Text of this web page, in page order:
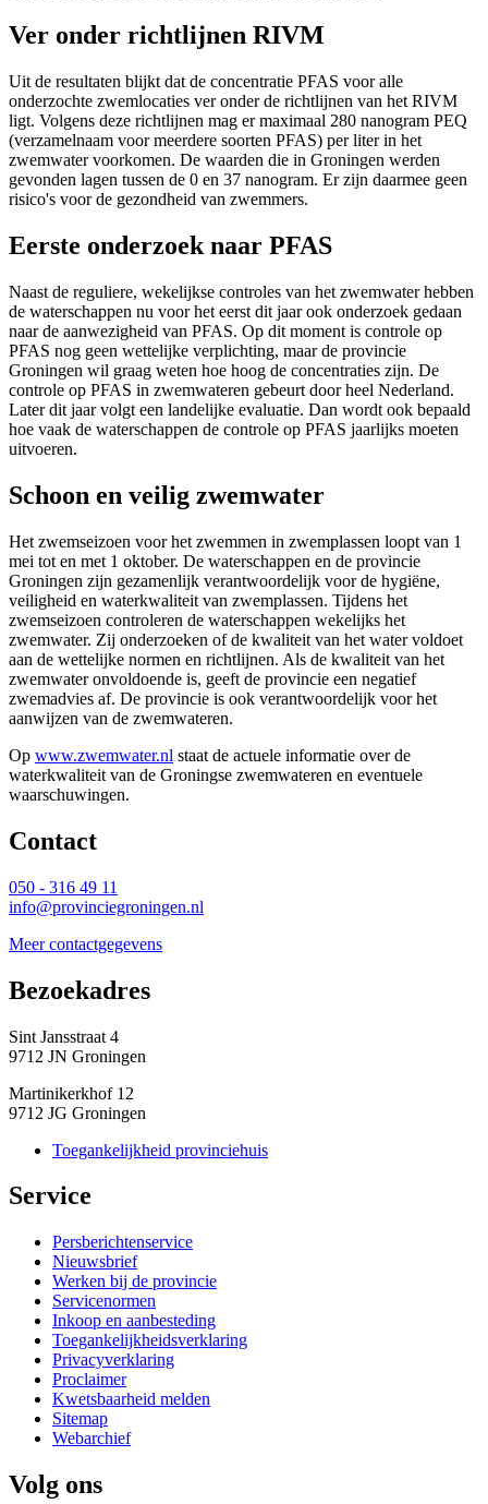
Ver onder richtlijnen RIVM
Uit de resultaten blijkt dat de concentratie PFAS voor alle
onderzochte zwemlocaties ver onder de richtlijnen van het RIVM
ligt. Volgens deze richtlijnen mag er maximaal 280 nanogram PEQ
(verzamelnaam voor meerdere soorten PFAS) per liter in het
zwemwater voorkomen. De waarden die in Groningen werden
gevonden lagen tussen de 0 en 37 nanogram. Er zijn daarmee geen
risico's voor de gezondheid van zwemmers.
Eerste onderzoek naar PFAS
Naast de reguliere, wekelijkse controles van het zwemwater hebben
de waterschappen nu voor het eerst dit jaar ook onderzoek gedaan
naar de aanwezigheid van PFAS. Op dit moment is controle op
PFAS nog geen wettelijke verplichting, maar de provincie
Groningen wil graag weten hoe hoog de concentraties zijn. De
controle op PFAS in zwemwateren gebeurt door heel Nederland.
Later dit jaar volgt een landelijke evaluatie. Dan wordt ook bepaald
hoe vaak de waterschappen de controle op PFAS jaarlijks moeten
uitvoeren.
Schoon en veilig zwemwater
Het zwemseizoen voor het zwemmen in zwemplassen loopt van 1
mei tot en met 1 oktober. De waterschappen en de provincie
Groningen zijn gezamenlijk verantwoordelijk voor de hygiëne,
veiligheid en waterkwaliteit van zwemplassen. Tijdens het
zwemseizoen controleren de waterschappen wekelijks het
zwemwater. Zij onderzoeken of de kwaliteit van het water voldoet
aan de wettelijke normen en richtlijnen. Als de kwaliteit van het
zwemwater onvoldoende is, geeft de provincie een negatief
zwemadvies af. De provincie is ook verantwoordelijk voor het
aanwijzen van de zwemwateren.
Op www.zwemwater.nl staat de actuele informatie over de
waterkwaliteit van de Groningse zwemwateren en eventuele
waarschuwingen.
Contact
050 - 316 49 11
info@provinciegroningen.nl
Meer contactgegevens
Bezoekadres
Sint Jansstraat 4
9712 JN Groningen
Martinikerkhof 12
9712 JG Groningen
Toegankelijkheid provinciehuis
Service
Persberichtenservice
Nieuwsbrief
Werken bij de provincie
Servicenormen
Inkoop en aanbesteding
Toegankelijkheidsverklaring
Privacyverklaring
Proclaimer
Kwetsbaarheid melden
Sitemap
Webarchief
Volg ons